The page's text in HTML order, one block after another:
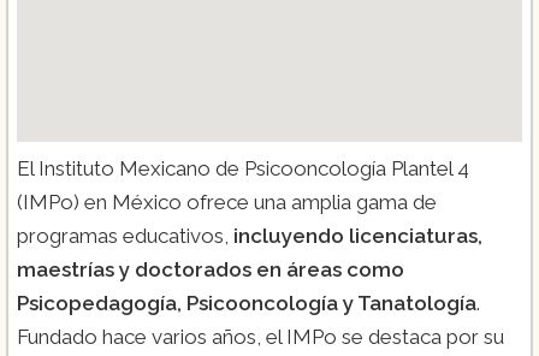
El Instituto Mexicano de Psicooncología Plantel 4
(IMPo) en México ofrece una amplia gama de
programas educativos, incluyendo licenciaturas,
maestrías y doctorados en áreas como
Psicopedagogía, Psicooncología y Tanatología.
Fundado hace varios años, el IMPo se destaca por su